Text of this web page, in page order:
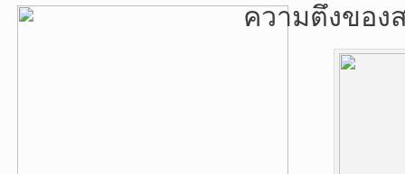
ความตึงของ